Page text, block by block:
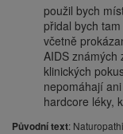
použil bych
přidal bych
včetně
AIDS známých
klinických
nepomáhají
hardcore léky,
Původní text: